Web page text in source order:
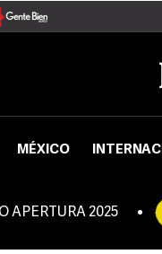
MÉXICO
APERTURA 2025